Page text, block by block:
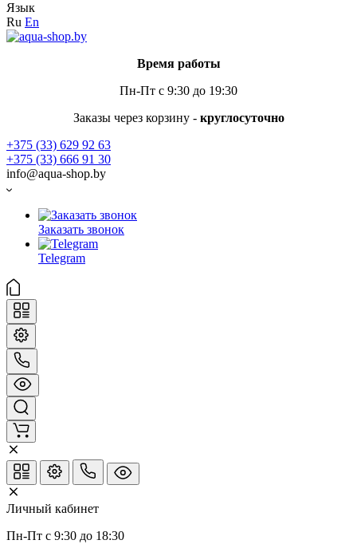
Язык
Ru En
Время работы
Пн-Пт с 9:30 до 19:30
Заказы через корзину - круглосуточно
+375 (33) 629 92 63
+375 (33) 666 91 30
info@aqua-shop.by
Заказать звонок
Telegram
Личный кабинет
Пн-Пт с 9:30 до 18:30